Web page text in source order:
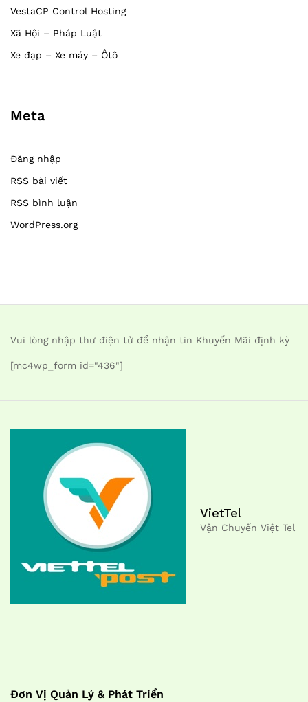
VestaCP Control Hosting
Xã Hội – Pháp Luật
Xe đạp – Xe máy – Ôtô
Meta
Đăng nhập
RSS bài viết
RSS bình luận
WordPress.org
Vui lòng nhập thư điện tử để nhận tin Khuyến Mãi định kỳ
[mc4wp_form id="436"]
VietTel
Vận Chuyển Việt Tel
Đơn Vị Quản Lý & Phát Triển